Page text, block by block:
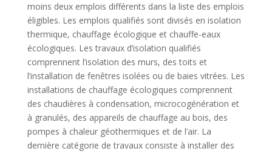
moins deux emplois différents dans la liste des emplois
éligibles. Les emplois qualifiés sont divisés en isolation
thermique, chauffage écologique et chauffe-eaux
écologiques. Les travaux d’isolation qualifiés
comprennent l’isolation des murs, des toits et
l’installation de fenêtres isolées ou de baies vitrées. Les
installations de chauffage écologiques comprennent
des chaudières à condensation, microcogénération et
à granulés, des appareils de chauffage au bois, des
pompes à chaleur géothermiques et de l’air. La
dernière catégorie de travaux consiste à installer des